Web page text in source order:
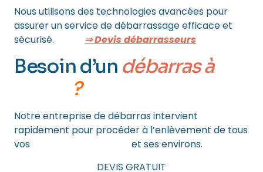
Nous utilisons des technologies avancées pour
assurer un service de débarrassage efficace et
sécurisé. ⇒ Devis débarrasseurs
Besoin d’un débarras à
?
Notre entreprise de débarras intervient
rapidement pour procéder à l’enlèvement de tous
vos
et ses environs.
DEVIS GRATUIT